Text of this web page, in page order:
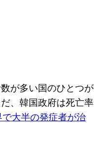
が多い国のひとつが
、韓国政府は死亡率
大半の発症者が治